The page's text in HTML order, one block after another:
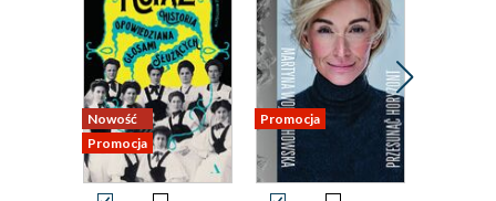
Nowość
Promocja
Promocja